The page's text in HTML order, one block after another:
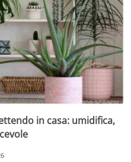
in casa: umidifica,